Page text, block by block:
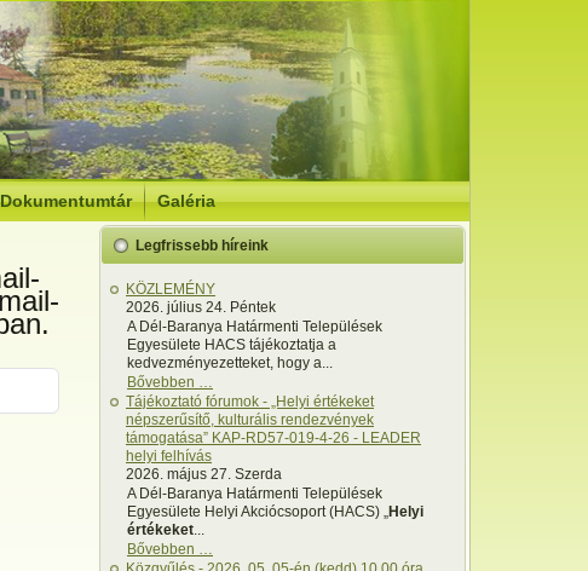
Dokumentumtár Galéria
Legfrissebb híreink
KÖZLEMÉNY
2026. július 24. Péntek
A Dél-Baranya Határmenti Települések
Egyesülete HACS tájékoztatja a
kedvezményezetteket, hogy a...
Bővebben …
Tájékoztató fórumok - „Helyi értékeket
népszerűsítő, kulturális rendezvények
támogatása” KAP-RD57-019-4-26 - LEADER
helyi felhívás
2026. május 27. Szerda
A Dél-Baranya Határmenti Települések
Egyesülete Helyi Akciócsoport (HACS) „Helyi
értékeket...
Bővebben …